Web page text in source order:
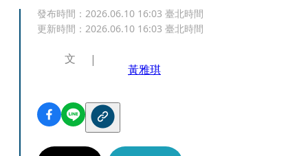
發布時間： 2026.06.10 16:03 臺北時間
更新時間： 2026.06.10 16:03 臺北時間
文
黃雅琪